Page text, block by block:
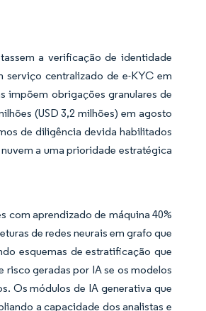
a verificação de identidade
serviço centralizado de e-KYC em
impõem obrigações granulares de
(USD 3,2 milhões) em agosto
de diligência devida habilitados
a uma prioridade estratégica
com aprendizado de máquina 40%
de redes neurais em grafo que
esquemas de estratificação que
geradas por IA se os modelos
Os módulos de IA generativa que
a capacidade dos analistas e